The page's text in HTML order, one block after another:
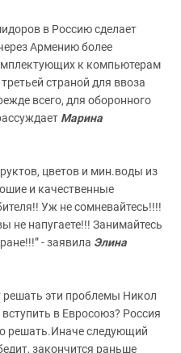
в Россию сделает
Армению более
к компьютерам
страной для ввоза
всего, для оборонного
Марина
цветов и мин.воды из
и качественные
Уж не сомневайтесь!!!!
не напугаете!!! Занимайтесь
- заявила Элина
решать эти проблемы Никол
в Евросоюз? Россия
решать.Иначе следующий
закончится раньше